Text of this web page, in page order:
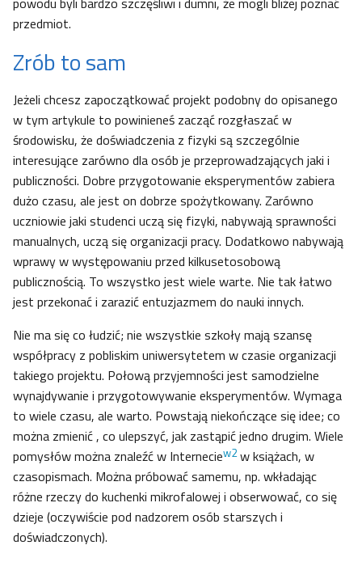
przedmiot.
Zrób to sam
Jeżeli chcesz zapoczątkować projekt podobny do opisanego
w tym artykule to powinieneś zacząć rozgłaszać w
środowisku, że doświadczenia z fizyki są szczególnie
interesujące zarówno dla osób je przeprowadzających jaki i
publiczności. Dobre przygotowanie eksperymentów zabiera
dużo czasu, ale jest on dobrze spożytkowany. Zarówno
uczniowie jaki studenci uczą się fizyki, nabywają sprawności
manualnych, uczą się organizacji pracy. Dodatkowo nabywają
wprawy w występowaniu przed kilkusetosobową
publicznością. To wszystko jest wiele warte. Nie tak łatwo
jest przekonać i zarazić entuzjazmem do nauki innych.
Nie ma się co łudzić; nie wszystkie szkoły mają szansę
współpracy z pobliskim uniwersytetem w czasie organizacji
takiego projektu. Połową przyjemności jest samodzielne
wynajdywanie i przygotowywanie eksperymentów. Wymaga
to wiele czasu, ale warto. Powstają niekończące się idee; co
można zmienić , co ulepszyć, jak zastąpić jedno drugim. Wiele
pomysłów można znaleźć w Interneciew2w książach, w
czasopismach. Można próbować samemu, np. wkładając
różne rzeczy do kuchenki mikrofalowej i obserwować, co się
dzieje (oczywiście pod nadzorem osób starszych i
doświadczonych).